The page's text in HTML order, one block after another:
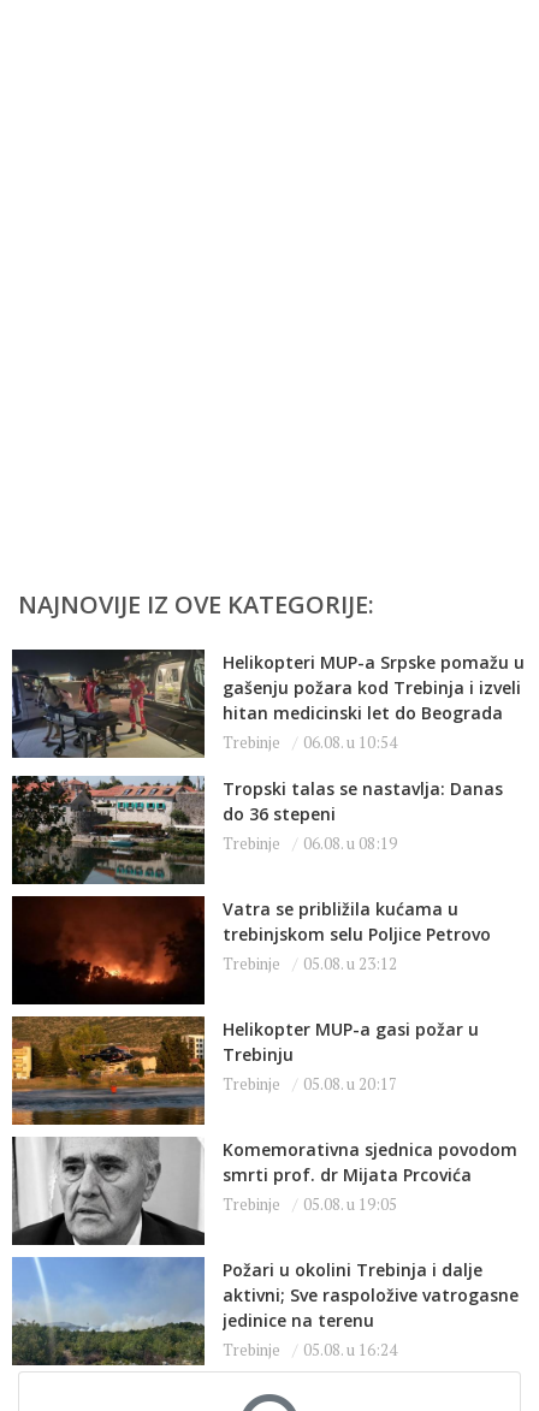
NAJNOVIJE IZ OVE KATEGORIJE:
Helikopteri MUP-a Srpske pomažu u
gašenju požara kod Trebinja i izveli
hitan medicinski let do Beograda
Trebinje 06.08. u 10:54
Tropski talas se nastavlja: Danas
do 36 stepeni
Trebinje 06.08. u 08:19
Vatra se približila kućama u
trebinjskom selu Poljice Petrovo
Trebinje 05.08. u 23:12
Helikopter MUP-a gasi požar u
Trebinju
Trebinje 05.08. u 20:17
Komemorativna sjednica povodom
smrti prof. dr Mijata Prcovića
Trebinje 05.08. u 19:05
Požari u okolini Trebinja i dalje
aktivni; Sve raspoložive vatrogasne
jedinice na terenu
Trebinje 05.08. u 16:24